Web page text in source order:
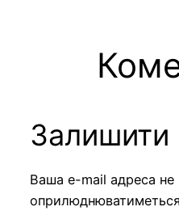
Залишити
Ваша e-mail адреса не